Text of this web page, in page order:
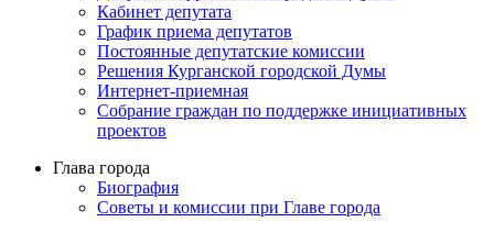
Кабинет депутата
График приема депутатов
Постоянные депутатские комиссии
Решения Курганской городской Думы
Интернет-приемная
Собрание граждан по поддержке инициативных
проектов
Глава города
Биография
Советы и комиссии при Главе города